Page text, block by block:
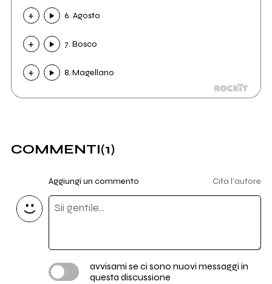
6. Agosto
7. Bosco
8. Magellano
COMMENTI(1)
Aggiungi un commento Cita l'autore
avvisami se ci sono nuovi messaggi in
questa discussione